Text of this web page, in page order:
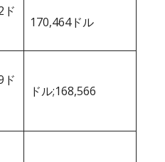
ド
170,464ドル
ド
ドル;168,566